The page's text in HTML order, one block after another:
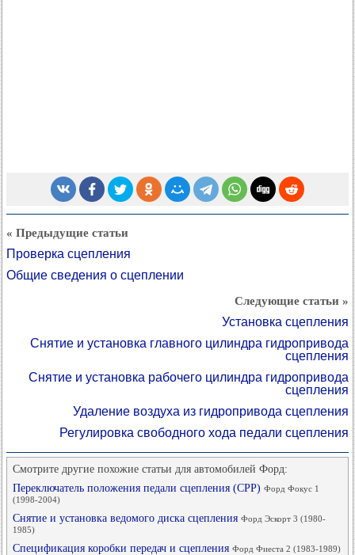
« Предыдущие статьи
Проверка сцепления
Общие сведения о сцеплении
Следующие статьи »
Установка сцепления
Снятие и установка главного цилиндра гидропривода
сцепления
Снятие и установка рабочего цилиндра гидропривода
сцепления
Удаление воздуха из гидропривода сцепления
Регулировка свободного хода педали сцепления
Смотрите другие похожие статьи для автомобилей Форд:
Переключатель положения педали сцепления (СРР) Форд Фокус 1
(1998-2004)
Снятие и установка ведомого диска сцепления Форд Эскорт 3 (1980-
1985)
Спецификация коробки передач и сцепления Форд Фиеста 2 (1983-1989)